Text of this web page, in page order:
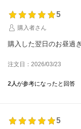
5
購入者さん
購入した翌日のお昼過
注文日：2026/03/23
2人が参考になったと回答
5